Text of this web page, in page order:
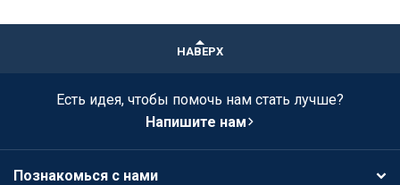
НАВЕРХ
Есть идея, чтобы помочь нам стать лучше?
Напишите нам
Познакомься с нами